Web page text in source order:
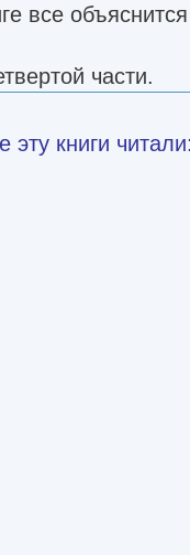
все
части.
эту книги читали: